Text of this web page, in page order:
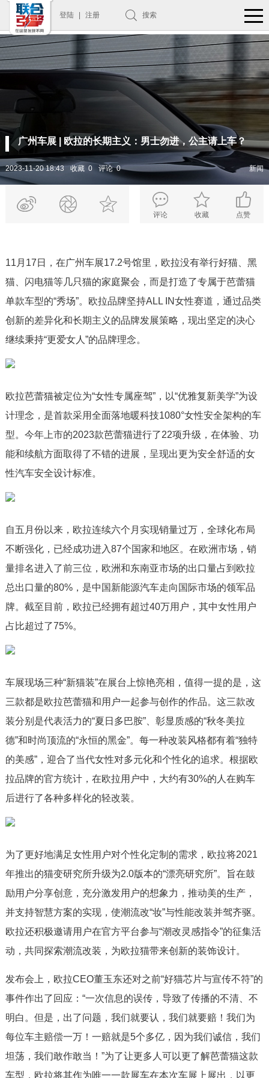
登陆 注册 搜索
广州车展 | 欧拉的长期主义：男士勿进，公主请上车？
2023-11-20 18:43 收藏 0 评论 0 新闻
评论 收藏 点赞
11月17日，在广州车展17.2号馆里，欧拉没有举行好猫、黑
猫、闪电猫等几只猫的家庭聚会，而是打造了专属于芭蕾猫
单款车型的“秀场”。欧拉品牌坚持ALL IN女性赛道，通过品类
创新的差异化和长期主义的品牌发展策略，现出坚定的决心
继续秉持“更爱女人”的品牌理念。
欧拉芭蕾猫被定位为“女性专属座驾”，以“优雅复新美学”为设
计理念，是首款采用全面落地暖科技1080°女性安全架构的车
型。今年上市的2023款芭蕾猫进行了22项升级，在体验、功
能和续航方面取得了不错的进展，呈现出更为安全舒适的女
性汽车安全设计标准。
自五月份以来，欧拉连续六个月实现销量过万，全球化布局
不断强化，已经成功进入87个国家和地区。在欧洲市场，销
量排名进入了前三位，欧洲和东南亚市场的出口量占到欧拉
总出口量的80%，是中国新能源汽车走向国际市场的领军品
牌。截至目前，欧拉已经拥有超过40万用户，其中女性用户
占比超过了75%。
车展现场三种“新猫装”在展台上惊艳亮相，值得一提的是，这
三款都是欧拉芭蕾猫和用户一起参与创作的作品。这三款改
装分别是代表活力的“夏日多巴胺”、彰显质感的“秋冬美拉
德”和时尚顶流的“永恒的黑金”。每一种改装风格都有着“独特
的美感”，迎合了当代女性对多元化和个性化的追求。根据欧
拉品牌的官方统计，在欧拉用户中，大约有30%的人在购车
后进行了各种多样化的轻改装。
为了更好地满足女性用户对个性化定制的需求，欧拉将2021
年推出的猫变研究所升级为2.0版本的“漂亮研究所”。旨在鼓
励用户分享创意，充分激发用户的想象力，推动美的生产，
并支持智慧方案的实现，使潮流改“妆”与性能改装并驾齐驱。
欧拉还积极邀请用户在官方平台参与“潮改灵感指令”的征集活
动，共同探索潮流改装，为欧拉猫带来创新的装饰设计。
发布会上，欧拉CEO董玉东还对之前“好猫芯片与宣传不符”的
事件作出了回应：“一次信息的误传，导致了传播的不清、不
明白。但是，出了问题，我们就要认，我们就要赔！我们为
每位车主赔偿一万！一赔就是5个多亿，因为我们诚信，我们
坦荡，我们敢作敢当！”为了让更多人可以更了解芭蕾猫这款
车型，欧拉将其作为唯一一款展车在本次车展上展出，以更